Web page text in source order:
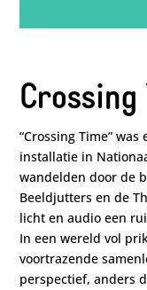
Crossing
“Crossing Time”
installatie in
wandelden door de
Beeldjutters en de
licht en audio een
In een wereld vol
voortrazende
perspectief, anders